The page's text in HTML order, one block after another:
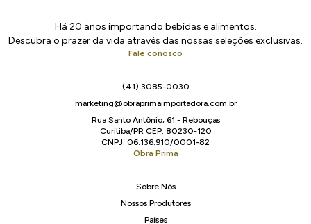
Há 20 anos importando bebidas e alimentos.
Descubra o prazer da vida através das nossas seleções exclusivas.
Fale conosco
(41) 3085-0030
marketing@obraprimaimportadora.com.br
Rua Santo Antônio, 61 - Rebouças
Curitiba/PR CEP: 80230-120
CNPJ: 06.136.910/0001-82
Obra Prima
Sobre Nós
Nossos Produtores
Países